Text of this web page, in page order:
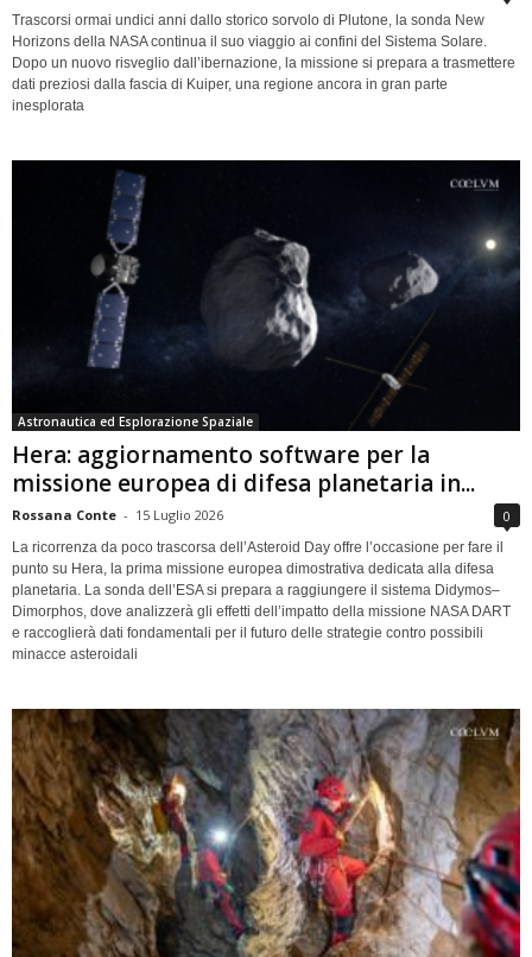
Trascorsi ormai undici anni dallo storico sorvolo di Plutone, la sonda New
Horizons della NASA continua il suo viaggio ai confini del Sistema Solare.
Dopo un nuovo risveglio dall’ibernazione, la missione si prepara a trasmettere
dati preziosi dalla fascia di Kuiper, una regione ancora in gran parte
inesplorata
Astronautica ed Esplorazione Spaziale
Hera: aggiornamento software per la
missione europea di difesa planetaria in...
Rossana Conte - 15 Luglio 2026 0
La ricorrenza da poco trascorsa dell’Asteroid Day offre l’occasione per fare il
punto su Hera, la prima missione europea dimostrativa dedicata alla difesa
planetaria. La sonda dell’ESA si prepara a raggiungere il sistema Didymos–
Dimorphos, dove analizzerà gli effetti dell’impatto della missione NASA DART
e raccoglierà dati fondamentali per il futuro delle strategie contro possibili
minacce asteroidali